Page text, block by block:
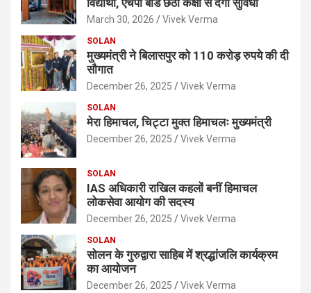
विद्यार्थी, एचपी बोर्ड छठी कक्षा से देगा सुविधा
March 30, 2026 Vivek Verma
SOLAN
मुख्यमंत्री ने बिलासपुर को 110 करोड़ रुपये की दी
सौगात
December 26, 2025 Vivek Verma
SOLAN
मेरा हिमाचल, चिट्टा मुक्त हिमाचलः मुख्यमंत्री
December 26, 2025 Vivek Verma
SOLAN
IAS अधिकारी राखिल कहलों बनीं हिमाचल
लोकसेवा आयोग की सदस्य
December 26, 2025 Vivek Verma
SOLAN
सोलन के गुरुद्वारा साहिब में श्रद्धांजलि कार्यक्रम
का आयोजन
December 26, 2025 Vivek Verma